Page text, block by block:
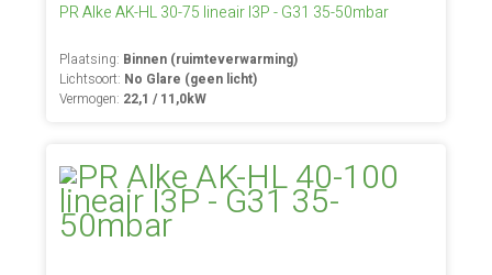
PR Alke AK-HL 30-75 lineair I3P - G31 35-50mbar
Plaatsing: Binnen (ruimteverwarming)
Lichtsoort: No Glare (geen licht)
Vermogen: 22,1 / 11,0kW